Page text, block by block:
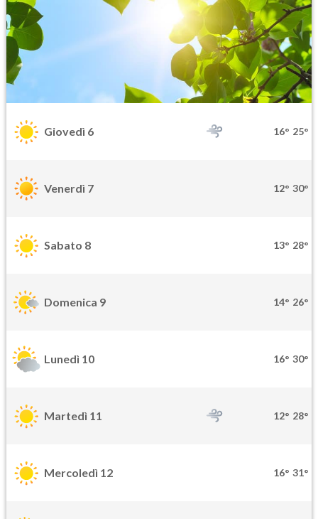
Giovedì 6 16° 25°
Venerdì 7 12° 30°
Sabato 8 13° 28°
Domenica 9 14° 26°
Lunedì 10 16° 30°
Martedì 11 12° 28°
Mercoledì 12 16° 31°